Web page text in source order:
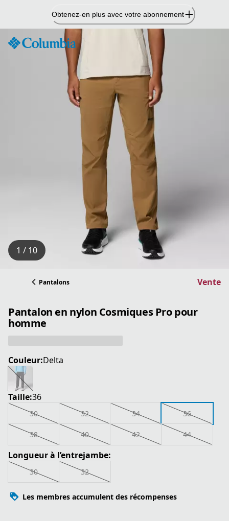
contenu
Obtenez-en plus avec votre abonnement
1 / 10
Pantalons Vente
Pantalon en nylon Cosmiques Pro pour
homme
Couleur:Delta
Taille:36
30 32 34 36
38 40 42 44
Longueur à l’entrejambe:
30 32
Les membres accumulent des récompenses